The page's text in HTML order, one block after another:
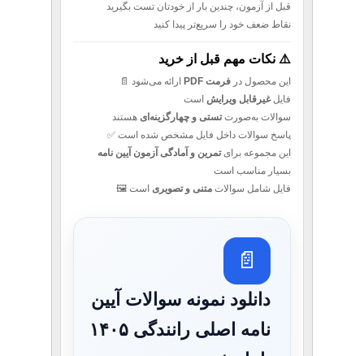
قبل از آزمون، چندین بار از خودتان تست بگیرید
نقاط ضعف خود را سریع‌تر پیدا کنید
⚠️ نکات مهم قبل از خرید
این محصول در فرمت PDF
ارائه می‌شود 📄
فایلغیرقابل ویرایش است
سوالات به‌صورتتستی و چهارگزینه‌ای هستند
پاسخ سوالات داخل فایل مشخص شده است ✅
این مجموعه برایتمرین و آمادگی آزمون آیین نامه
بسیار مناسب است
فایل شامل سوالات متنی و تصویری است 🖼️
📄
دانلود نمونه سوالات آیین
نامه اصلی رانندگی ۱۴۰۵